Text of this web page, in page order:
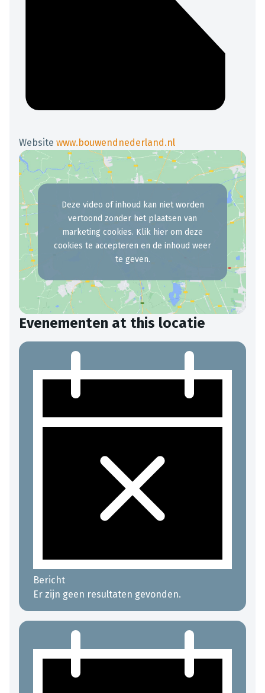
Website www.bouwendnederland.nl
Deze video of inhoud kan niet worden
vertoond zonder het plaatsen van
marketing cookies. Klik hier om deze
cookies te accepteren en de inhoud weer
te geven.
Evenementen at this locatie
Bericht
Er zijn geen resultaten gevonden.